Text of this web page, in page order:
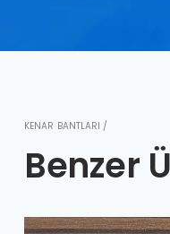
KENAR BANTLARI /
Benzer